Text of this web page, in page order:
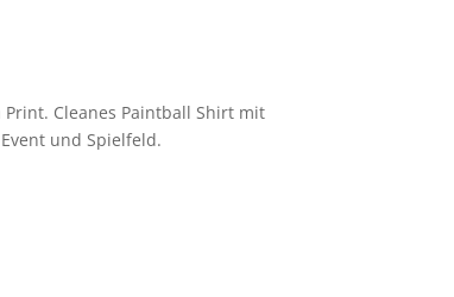
Cleanes Paintball Shirt mit
und Spielfeld.